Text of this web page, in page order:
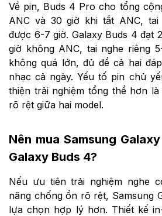
Về pin, Buds 4 Pro cho tổng
ANC và 30 giờ khi tắt ANC,
được 6-7 giờ. Galaxy Buds 4 đạt
giờ không ANC, tai nghe riêng
không quá lớn, đủ để cả hai
nhạc cả ngày. Yếu tố pin chủ
thiện trải nghiệm tổng thể hơn
rõ rệt giữa hai model.
Nên mua Samsung
Galaxy Buds 4?
Nếu ưu tiên trải nghiệm nghe
năng chống ồn rõ rệt, Samsung
lựa chọn hợp lý hơn. Thiết kế